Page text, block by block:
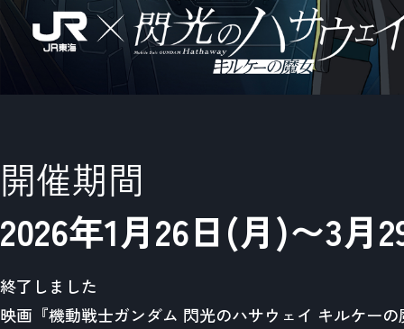
開催期間
2026年1月26日(月)〜3月
終了しました
映画『機動戦士ガンダム 閃光のハサウェイ キルケー